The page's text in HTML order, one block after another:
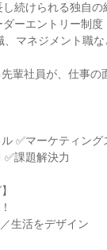
続けられる独自
ーエントリー制度
、マネジメント職
輩社員が、仕事
✅マーケティング
✅課題解決力
生活をデザイン